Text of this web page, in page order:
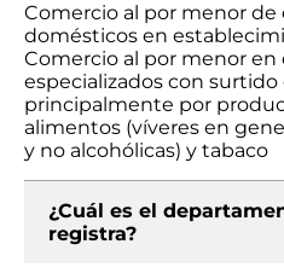
Comercio al por menor de
domésticos en
Comercio al por menor
especializados con
principalmente por
alimentos (víveres en
y no alcohólicas) y tabaco
¿Cuál es el
registra?